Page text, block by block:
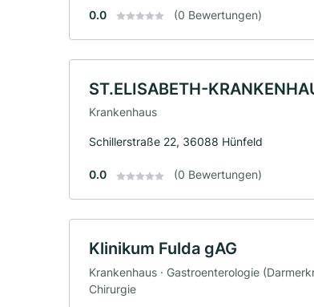
0.0 (0 Bewertungen)
ST.ELISABETH-
Krankenhaus
Schillerstraße 22, 36088 Hünfeld
0.0 (0 Bewertungen)
Klinikum Fulda gAG
Krankenhaus · Gastroenterologie
Chirurgie